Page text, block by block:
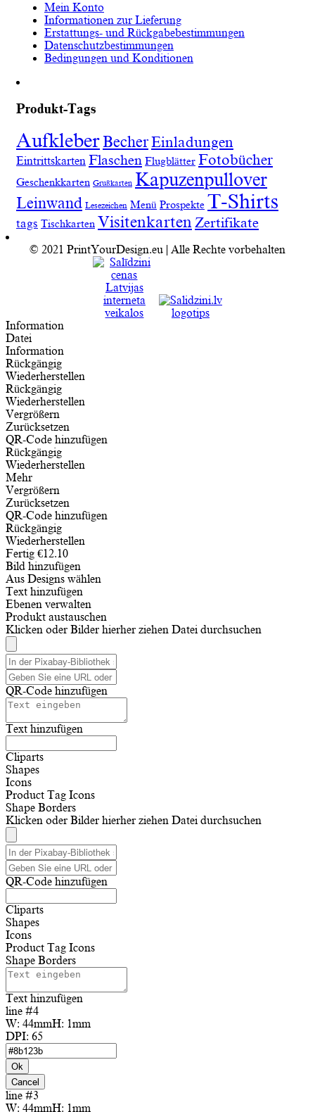
Mein Konto
Informationen zur Lieferung
Erstattungs- und Rückgabebestimmungen
Datenschutzbestimmungen
Bedingungen und Konditionen
Produkt-Tags
Aufkleber BecherEinladungen
Eintrittskarten Flaschen Flugblätter Fotobücher
Geschenkkarten Grußkarten Kapuzenpullover
Leinwand Lesezeichen Menü Prospekte T-Shirts
tags Tischkarten Visitenkarten Zertifikate
© 2021 PrintYourDesign.eu | Alle Rechte vorbehalten
Information
Datei
Information
Rückgängig
Wiederherstellen
Rückgängig
Wiederherstellen
Vergrößern
Zurücksetzen
QR-Code hinzufügen
Rückgängig
Wiederherstellen
Mehr
Vergrößern
Zurücksetzen
QR-Code hinzufügen
Rückgängig
Wiederherstellen
Fertig €12.10
Bild hinzufügen
Aus Designs wählen
Text hinzufügen
Ebenen verwalten
Produkt austauschen
Klicken oder Bilder hierher ziehen Datei durchsuchen
QR-Code hinzufügen
Text hinzufügen
Cliparts
Shapes
Icons
Product Tag Icons
Shape Borders
Klicken oder Bilder hierher ziehen Datei durchsuchen
QR-Code hinzufügen
Cliparts
Shapes
Icons
Product Tag Icons
Shape Borders
Text hinzufügen
line #4
W: 44mmH: 1mm
DPI: 65
Ok
Cancel
line #3
W: 44mmH: 1mm